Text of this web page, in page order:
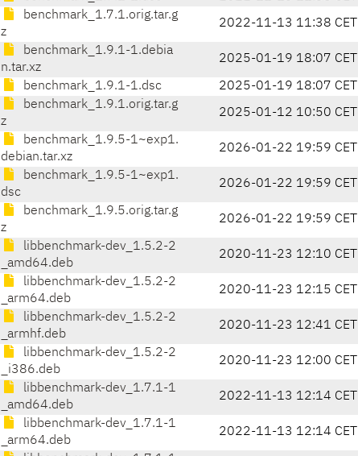
benchmark_1.7.1.orig.tar.g
z
2022-11-13 11:38 CET
benchmark_1.9.1-1.debia
n.tar.xz
2025-01-19 18:07 CET
benchmark_1.9.1-1.dsc 2025-01-19 18:07 CET
benchmark_1.9.1.orig.tar.g
z
2025-01-12 10:50 CET
benchmark_1.9.5-1~exp1.
debian.tar.xz
2026-01-22 19:59 CET
benchmark_1.9.5-1~exp1.
dsc
2026-01-22 19:59 CET
benchmark_1.9.5.orig.tar.g
z
2026-01-22 19:59 CET
libbenchmark-dev_1.5.2-2
_amd64.deb
2020-11-23 12:10 CET
libbenchmark-dev_1.5.2-2
_arm64.deb
2020-11-23 12:15 CET
libbenchmark-dev_1.5.2-2
_armhf.deb
2020-11-23 12:41 CET
libbenchmark-dev_1.5.2-2
_i386.deb
2020-11-23 12:00 CET
libbenchmark-dev_1.7.1-1
_amd64.deb
2022-11-13 12:14 CET
libbenchmark-dev_1.7.1-1
_arm64.deb
2022-11-13 12:14 CET